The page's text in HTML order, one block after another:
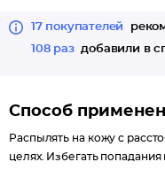
нота: светлое дерево,
черника, малина; Нота
жасмин; Конечная нота:
Характер: игривый
17 покупателей
108 раз добавили в
Способ
Распылять на кожу с
целях. Избегать попадания